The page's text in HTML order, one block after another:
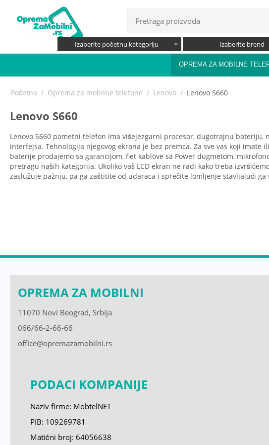
Izaberite početnu kategoriju Izaberite brend
OPREMA ZA MOBILNE
Početna / Oprema za mobilne telefone / Lenovo / Lenovo S660
Lenovo S660
Lenovo S660 pametni telefon ima višejezgarni procesor, dugotrajnu
interfejsa. Tehnologija njegovog ekrana je bez premca. Za sve vas koji
baterije prodajemo sa garancijom, flet kablove sa Power dugmetom,
pretragu naših kategorija. Ukoliko vaš LCD ekran ne radi kako treba
zaslužuje pažnju, pa ga zaštitite od udaraca i sprečite lomljenje stavljajući
OPREMA ZA MOBILNI
11070 Novi Beograd, Srbija
066/66-2-66-66
office@opremazamobilni.rs
PODACI KOMPANIJE
Naziv firme: MobtelNET
PIB: 109269781
Matični broj: 64056638